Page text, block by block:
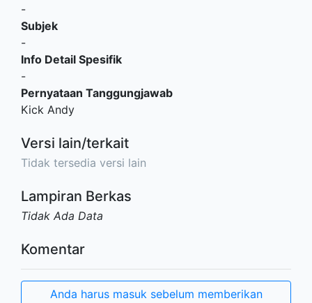
-
Subjek
-
Info Detail Spesifik
-
Pernyataan Tanggungjawab
Kick Andy
Versi lain/terkait
Tidak tersedia versi lain
Lampiran Berkas
Tidak Ada Data
Komentar
Anda harus masuk sebelum memberikan